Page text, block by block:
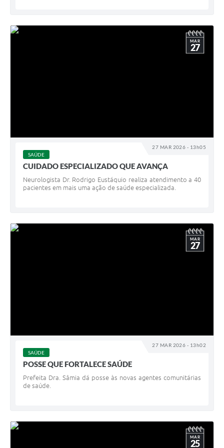
27 MAR 2026 - 13h05
MAR
27
SAÚDE
CUIDADO ESPECIALIZADO QUE AVANÇA
Neurologista Dr. Rodrigo Eustáquio realiza atendimento a 40
pacientes em mais uma ação de saúde especializada.
27 MAR 2026 - 13h02
MAR
27
SAÚDE
POSSE QUE FORTALECE SAÚDE
Prefeita Dra. Sâmia dá posse às novas agentes comunitárias
de saúde.
MAR
25